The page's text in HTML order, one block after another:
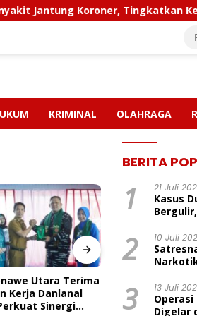
Koroner, Tingkatkan Kesadaran
KRIMINAL OLAHRAGA
KASUS CRUSHER
Status
Sedang Diuji di
PT MLP
Pendidikan
Paut Harapan
Dan TKN
Ngapainia
BERITA
1 21 Juli
Kasus
2 10 Juli
3 13 Juli
Operasi
Digelar